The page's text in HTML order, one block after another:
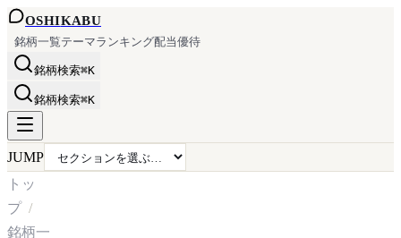
OSHIKABU
銘柄一覧テーマランキング配当優待
銘柄検索⌘K
銘柄検索⌘K
JUMP
トッ
プ
銘柄一